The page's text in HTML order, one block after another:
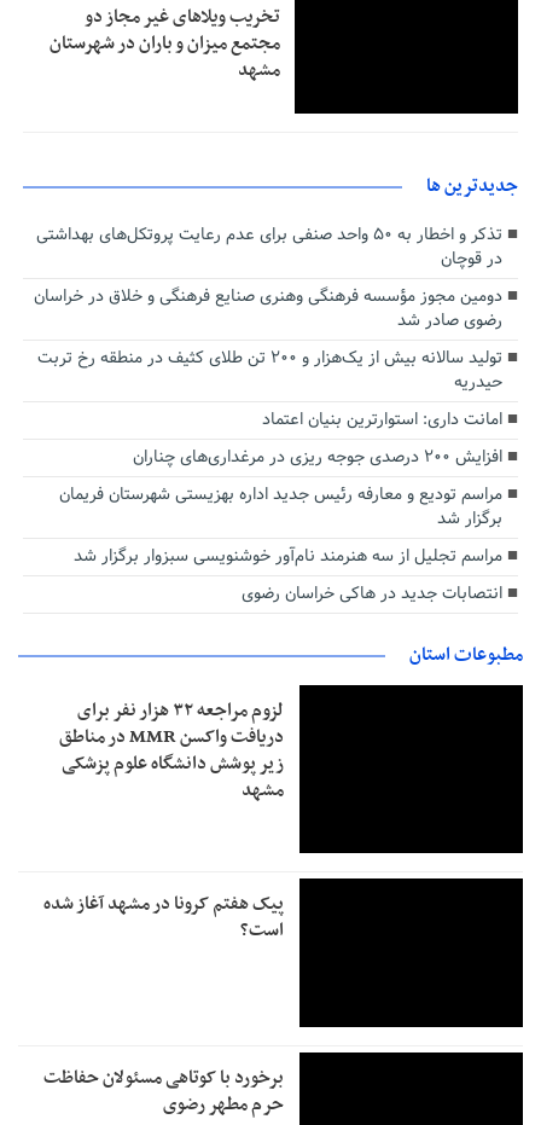
تخریب ویلاهای غیر مجاز دو
مجتمع میزان و باران در شهرستان
مشهد
جديدترين ها
تذکر و اخطار به ۵۰ واحد صنفی برای عدم رعایت پروتکل‌های بهداشتی
در قوچان
دومین مجوز مؤسسه فرهنگی وهنری صنایع فرهنگی و خلاق در خراسان
رضوی صادر شد
تولید سالانه بیش از یک‌هزار و ۲۰۰ تن طلای کثیف در منطقه رخ تربت
حیدریه
امانت داری: استوارترین بنیان اعتماد
افزایش ۲۰۰ درصدی جوجه ریزی در مرغداری‌های چناران
مراسم تودیع و معارفه رئیس جدید اداره بهزیستی شهرستان فریمان
برگزار شد
مراسم تجلیل از سه هنرمند نام‌آور خوشنویسی سبزوار برگزار شد
انتصابات جدید در هاکی خراسان رضوی
مطبوعات استان
لزوم مراجعه ۳۲ هزار نفر برای
دریافت واکسن MMR در مناطق
زیر پوشش دانشگاه علوم پزشکی
مشهد
پیک هفتم کرونا در مشهد آغاز شده
است؟
برخورد با کوتاهی مسئولان حفاظت
حرم مطهر رضوی